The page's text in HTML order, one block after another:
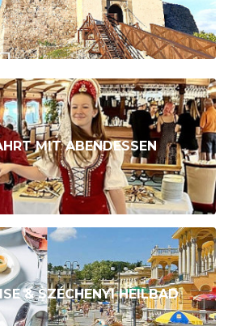
MIT ABENDESSEN
& SZÉCHENYI HEILBAD